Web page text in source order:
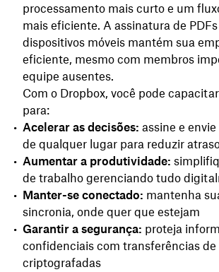
processamento mais curto e um
mais eficiente. A assinatura de
dispositivos móveis mantém sua
eficiente, mesmo com membros
equipe ausentes.
Com o Dropbox, você pode
para:
Acelerar as decisões: assine e
de qualquer lugar para reduzir
Aumentar a produtividade:
de trabalho gerenciando tudo
Manter-se conectado: mantenha
sincronia, onde quer que estejam
Garantir a segurança: proteja
confidenciais com transferências
criptografadas